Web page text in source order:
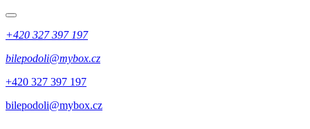
+420 327 397 197
bilepodoli@mybox.cz
+420 327 397 197
bilepodoli@mybox.cz